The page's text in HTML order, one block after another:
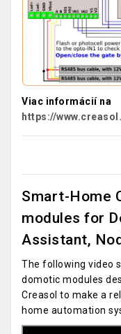
Viac informácií na
https://
Smart-Home
modules for
Assistant,
The following video
domotic modules
Creasol to make a
home automation